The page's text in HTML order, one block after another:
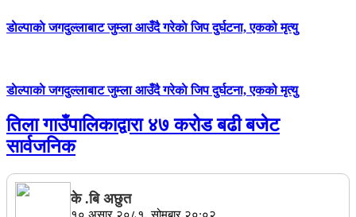
डाेल्पाकाे जगदुल्लाबाट जुम्ला आउँदै गरेकाे जिप दुर्घटना, एकको मृत्यु
डाेल्पाकाे जगदुल्लाबाट जुम्ला आउँदै गरेकाे जिप दुर्घटना, एकको मृत्यु
तिला गाउँपालिकाद्वारा ४७ करोड बढी बजेट
सार्वजनिक
के .बि अछुत
१० असार २०८१, सोमबार २०:०२